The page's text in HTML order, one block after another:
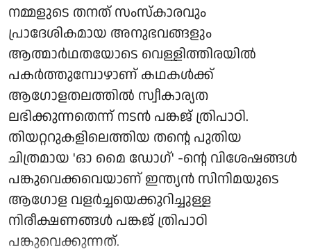
നമ്മളുടെ തനത് സംസ്കാരവും
പ്രാദേശികമായ അനുഭവങ്ങളും
ആത്മാർഥതയോടെ വെള്ളിത്തിരയിൽ
പകർത്തുമ്പോഴാണ് കഥകൾക്ക്
ആഗോളതലത്തിൽ സ്വീകാര്യത
ലഭിക്കുന്നതെന്ന് നടൻ പങ്കജ് ത്രിപാഠി.
തിയറ്ററുകളിലെത്തിയ തന്റെ പുതിയ
ചിത്രമായ 'ഓ മൈ ഡോഗ്' -ന്റെ വിശേഷങ്ങൾ
പങ്കുവെക്കവെയാണ് ഇന്ത്യൻ സിനിമയുടെ
ആഗോള വളർച്ചയെക്കുറിച്ചുള്ള
നിരീക്ഷണങ്ങൾ പങ്കജ് ത്രിപാഠി
പങ്കുവെക്കുന്നത്.